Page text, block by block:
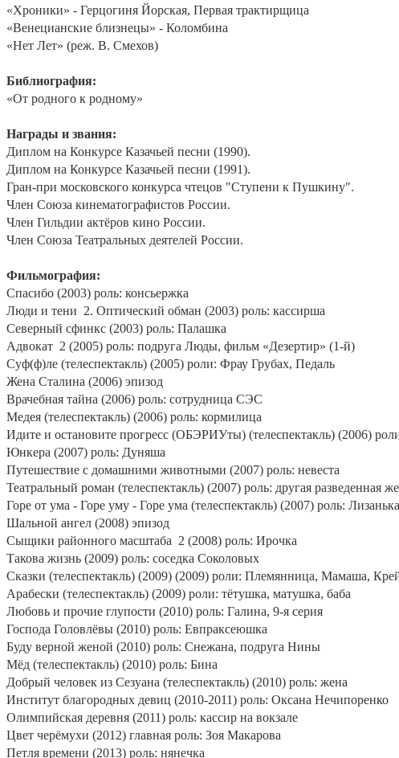
«Хроники» - Герцогиня Йорская, Первая трактирщица
«Венецианские близнецы» - Коломбина
«Нет Лет» (реж. В. Смехов)
Библиография:
«От родного к родному»
Награды и звания:
Диплом на Конкурсе Казачьей песни (1990).
Диплом на Конкурсе Казачьей песни (1991).
Гран-при московского конкурса чтецов "Ступени к Пушкину".
Член Союза кинематографистов России.
Член Гильдии актёров кино России.
Член Союза Театральных деятелей России.
Фильмография:
Спасибо (2003) роль: консьержка
Люди и тени 2. Оптический обман (2003) роль: кассирша
Северный сфинкс (2003) роль: Палашка
Адвокат 2 (2005) роль: подруга Люды, фильм «Дезертир» (1-й)
Суф(ф)ле (телеспектакль) (2005) роли: Фрау Грубах, Педаль
Жена Сталина (2006) эпизод
Врачебная тайна (2006) роль: сотрудница СЭС
Медея (телеспектакль) (2006) роль: кормилица
Идите и остановите прогресс (ОБЭРИУты) (телеспектакль) (2006)
Юнкера (2007) роль: Дуняша
Путешествие с домашними животными (2007) роль: невеста
Театральный роман (телеспектакль) (2007) роль: другая разведенная
Горе от ума - Горе уму - Горе ума (телеспектакль) (2007) роль: Лизанька
Шальной ангел (2008) эпизод
Сыщики районного масштаба 2 (2008) роль: Ирочка
Такова жизнь (2009) роль: соседка Соколовых
Сказки (телеспектакль) (2009) (2009) роли: Племянница, Мамаша,
Арабески (телеспектакль) (2009) роли: тётушка, матушка, баба
Любовь и прочие глупости (2010) роль: Галина, 9-я серия
Господа Головлёвы (2010) роль: Евпраксеюшка
Буду верной женой (2010) роль: Снежана, подруга Нины
Мёд (телеспектакль) (2010) роль: Бина
Добрый человек из Сезуана (телеспектакль) (2010) роль: жена
Институт благородных девиц (2010-2011) роль: Оксана Нечипоренко
Олимпийская деревня (2011) роль: кассир на вокзале
Цвет черёмухи (2012) главная роль: Зоя Макарова
Петля времени (2013) роль: нянечка